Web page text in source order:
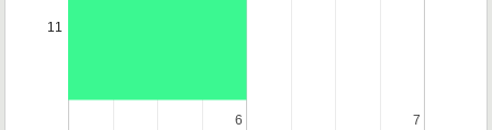
6
6 7
7
11